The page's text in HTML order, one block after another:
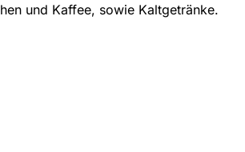
und Kaffee, sowie Kaltgetränke.